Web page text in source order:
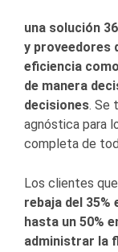
una solución
y proveedores
eficiencia
de manera
decisiones. Se
agnóstica para
completa de
Los clientes
rebaja del
hasta un 50%
administrar la